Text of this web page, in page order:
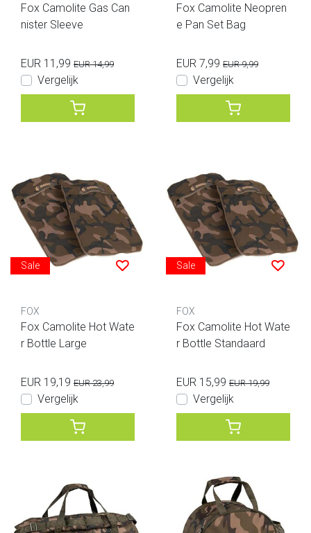
Fox Camolite Gas Can
nister Sleeve
EUR 11,99 EUR 14,99
Vergelijk
Fox Camolite Neopren
e Pan Set Bag
EUR 7,99 EUR 9,99
Vergelijk
Sale
FOX
Fox Camolite Hot Wate
r Bottle Large
EUR 19,19 EUR 23,99
Vergelijk
Sale
FOX
Fox Camolite Hot Wate
r Bottle Standaard
EUR 15,99 EUR 19,99
Vergelijk